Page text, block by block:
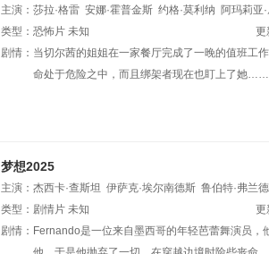
主演： 莎拉·格雷 安娜·霍普金斯 约格·莫利纳 阿玛莉亚
Dylan·Mask Watson·Rose
类型： 恐怖片 未知
更
剧情： 当切尔茜的姐姐在一家餐厅完成了一晚的值班工
命处于危险之中，而且绑架者现在也盯上了她
梦想2025
主演： 杰西卡·查斯坦 伊萨克·埃尔南德斯 鲁伯特·弗兰德
Braithwaite 塞德里克·卡布雷拉
奈萨·
Thurow 特雷西·托德 Harris Warren
类型： 剧情片 未知
更
剧情： Fernando是一位来自墨西哥的年轻芭蕾舞演员